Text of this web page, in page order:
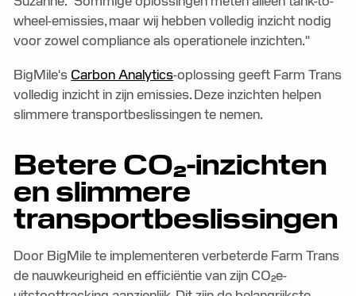
wheel-emissies, maar wij hebben volledig inzicht nodig
voor zowel compliance als operationele inzichten."
BigMile's Carbon Analytics-oplossing geeft Farm Trans
volledig inzicht in zijn emissies. Deze inzichten helpen
slimmere transportbeslissingen te nemen.
Betere CO₂-inzichten
en slimmere
transportbeslissingen
Door BigMile te implementeren verbeterde Farm Trans
de nauwkeurigheid en efficiëntie van zijn CO₂e-